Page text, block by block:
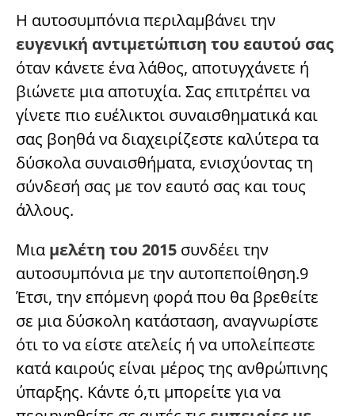
Η αυτοσυμπόνια περιλαμβάνει την
ευγενική αντιμετώπιση του εαυτού σας
όταν κάνετε ένα λάθος, αποτυγχάνετε ή
βιώνετε μια αποτυχία. Σας επιτρέπει να
γίνετε πιο ευέλικτοι συναισθηματικά και
σας βοηθά να διαχειρίζεστε καλύτερα τα
δύσκολα συναισθήματα, ενισχύοντας τη
σύνδεσή σας με τον εαυτό σας και τους
άλλους.
Μια μελέτη του 2015 συνδέει την
αυτοσυμπόνια με την αυτοπεποίθηση.9
Έτσι, την επόμενη φορά που θα βρεθείτε
σε μια δύσκολη κατάσταση, αναγνωρίστε
ότι το να είστε ατελείς ή να υπολείπεστε
κατά καιρούς είναι μέρος της ανθρώπινης
ύπαρξης. Κάντε ό,τι μπορείτε για να